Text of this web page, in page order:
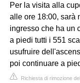
Per la visita alla
alle ore 18:00, sarà
ingresso che ha un
a piedi tutti i 551
usufruire
poi continuare a
Richiesta di rimozione